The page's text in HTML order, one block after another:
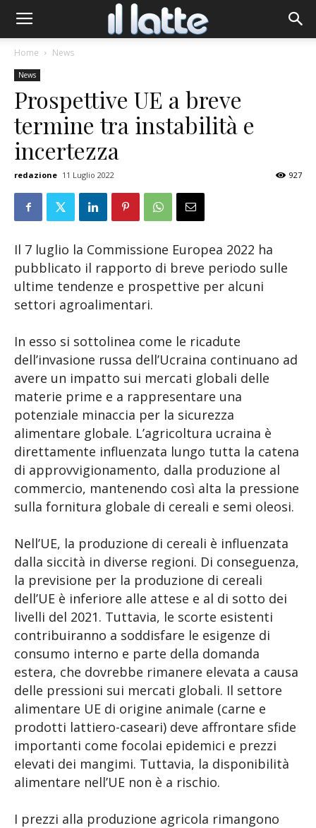
Home News
News
Prospettive UE a breve
termine tra instabilità e
incertezza
redazione 11 Luglio 2022 927
Il 7 luglio la Commissione Europea 2022 ha
pubblicato il rapporto di breve periodo sulle
ultime tendenze e prospettive per alcuni
settori agroalimentari.
In esso si sottolinea come le ricadute
dell’invasione russa dell’Ucraina continuano ad
avere un impatto sui mercati globali delle
materie prime e a rappresentare una
potenziale minaccia per la sicurezza
alimentare globale. L’agricoltura ucraina è
direttamente influenzata lungo tutta la catena
di approvvigionamento, dalla produzione al
commercio, mantenendo così alta la pressione
sulla fornitura globale di cereali e semi oleosi.
Nell’UE, la produzione di cereali è influenzata
dalla siccità in diverse regioni. Di conseguenza,
la previsione per la produzione di cereali
dell’UE è inferiore alle attese e al di sotto dei
livelli del 2021. Tuttavia, le scorte esistenti
contribuiranno a soddisfare le esigenze di
consumo interno e parte della domanda
estera, che dovrebbe rimanere elevata a causa
delle pressioni sui mercati globali. Il settore
alimentare UE di origine animale (carne e
prodotti lattiero-caseari) deve affrontare sfide
importanti come focolai epidemici e prezzi
elevati dei mangimi. Tuttavia, la disponibilità
alimentare nell’UE non è a rischio.
I prezzi alla produzione agricola rimangono